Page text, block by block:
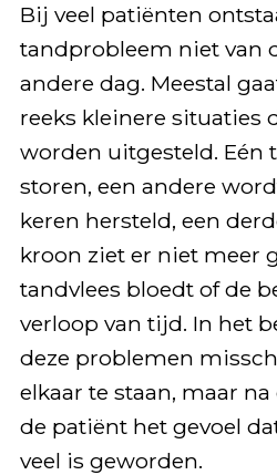
Bij veel patiënten
tandprobleem niet van
andere dag. Meestal
reeks kleinere situaties
worden uitgesteld. Eén
storen, een andere
keren hersteld, een
kroon ziet er niet meer
tandvlees bloedt of de
verloop van tijd. In het
deze problemen
elkaar te staan, maar
de patiënt het gevoel
veel is geworden.